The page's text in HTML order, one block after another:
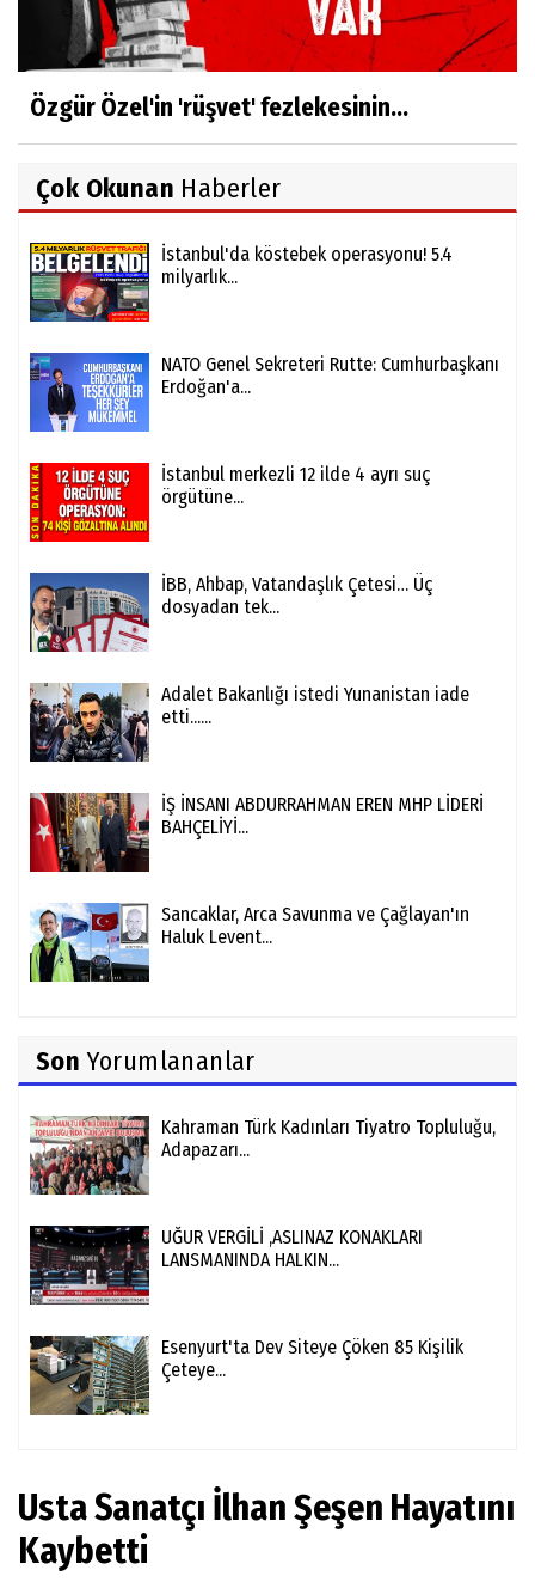
Özgür Özel'in 'rüşvet' fezlekesinin...
Çok Okunan Haberler
İstanbul'da köstebek operasyonu! 5.4
milyarlık...
NATO Genel Sekreteri Rutte: Cumhurbaşkanı
Erdoğan'a...
İstanbul merkezli 12 ilde 4 ayrı suç
örgütüne...
İBB, Ahbap, Vatandaşlık Çetesi… Üç
dosyadan tek...
Adalet Bakanlığı istedi Yunanistan iade
etti......
İŞ İNSANI ABDURRAHMAN EREN MHP LİDERİ
BAHÇELİYİ...
Sancaklar, Arca Savunma ve Çağlayan'ın
Haluk Levent...
Son Yorumlananlar
Kahraman Türk Kadınları Tiyatro Topluluğu,
Adapazarı...
UĞUR VERGİLİ ,ASLINAZ KONAKLARI
LANSMANINDA HALKIN...
Esenyurt'ta Dev Siteye Çöken 85 Kişilik
Çeteye...
Usta Sanatçı İlhan Şeşen Hayatını
Kaybetti